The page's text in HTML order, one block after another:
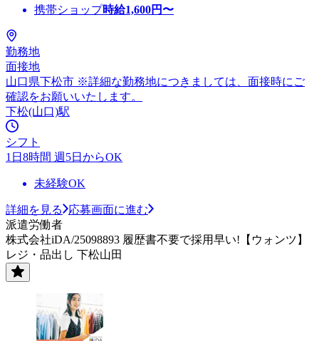
携帯ショップ時給1,600円〜
勤務地
面接地
山口県下松市 ※詳細な勤務地につきましては、面接時にご
確認をお願いいたします。
下松(山口)駅
シフト
1日8時間 週5日からOK
未経験OK
詳細を見る
応募画面に進む
派遣労働者
株式会社iDA/25098893 履歴書不要で採用早い!【ウォンツ】
レジ・品出し 下松山田